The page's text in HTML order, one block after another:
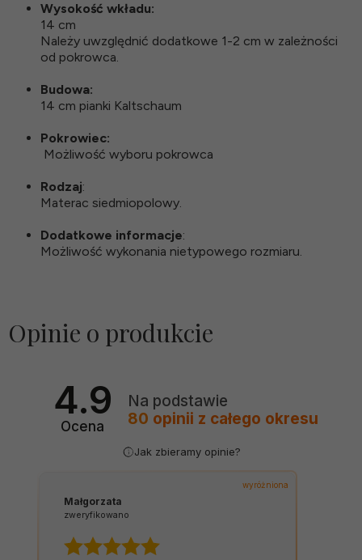
Wysokość wkładu:
14 cm
Należy uwzględnić dodatkowe 1-2 cm w zależności
od pokrowca.
Budowa:
14 cm pianki Kaltschaum
Pokrowiec:
Możliwość wyboru pokrowca
Rodzaj:
Materac siedmiopolowy.
Dodatkowe informacje:
Możliwość wykonania nietypowego rozmiaru.
Opinie o produkcie
4.9
Ocena
Na podstawie
80 opinii z całego okresu
Jak zbieramy opinie?
wyróżniona
Małgorzata
zweryfikowano